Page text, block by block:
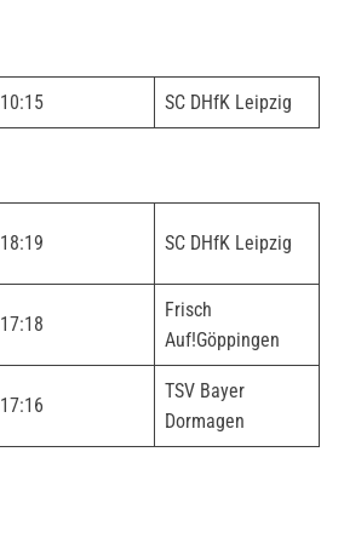
10:15 SC DHfK Leipzig
18:19 SC DHfK Leipzig
17:18
Frisch
Auf!Göppingen
17:16
TSV Bayer
Dormagen